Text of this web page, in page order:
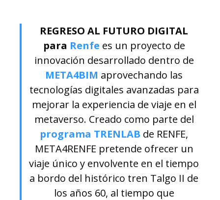
REGRESO AL FUTURO DIGITAL
para Renfe es un proyecto de
innovación desarrollado dentro de
META4BIM aprovechando las
tecnologías digitales avanzadas para
mejorar la experiencia de viaje en el
metaverso. Creado como parte del
programa TRENLAB de RENFE,
META4RENFE pretende ofrecer un
viaje único y envolvente en el tiempo
a bordo del histórico tren Talgo II de
los años 60, al tiempo que